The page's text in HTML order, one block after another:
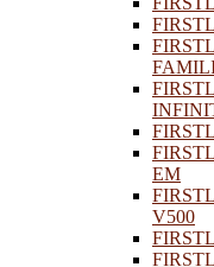
EM
V500